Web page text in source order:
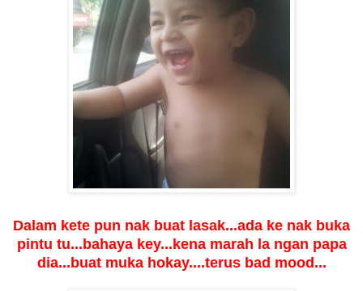
Dalam kete pun nak buat lasak...ada ke nak buka
pintu tu...bahaya key...kena marah la ngan papa
dia...buat muka hokay....terus bad mood...